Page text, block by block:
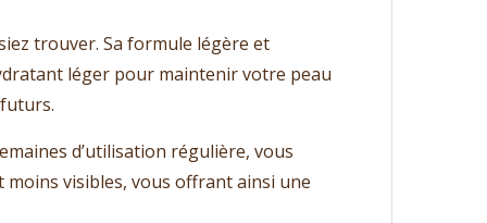
trouver. Sa formule légère et
léger pour maintenir votre peau
d’utilisation régulière, vous
visibles, vous offrant ainsi une